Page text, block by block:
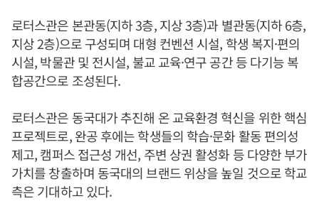
로터스관은 본관동(지하 3층, 지상 3층)과 별관동(지하 6층,
지상 2층)으로 구성되며 대형 컨벤션 시설, 학생 복지·편의
시설, 박물관 및 전시설, 불교 교육·연구 공간 등 다기능 복
합공간으로 조성된다.
로터스관은 동국대가 추진해 온 교육환경 혁신을 위한 핵심
프로젝트로, 완공 후에는 학생들의 학습·문화 활동 편의성
제고, 캠퍼스 접근성 개선, 주변 상권 활성화 등 다양한 부가
가치를 창출하며 동국대의 브랜드 위상을 높일 것으로 학교
측은 기대하고 있다.